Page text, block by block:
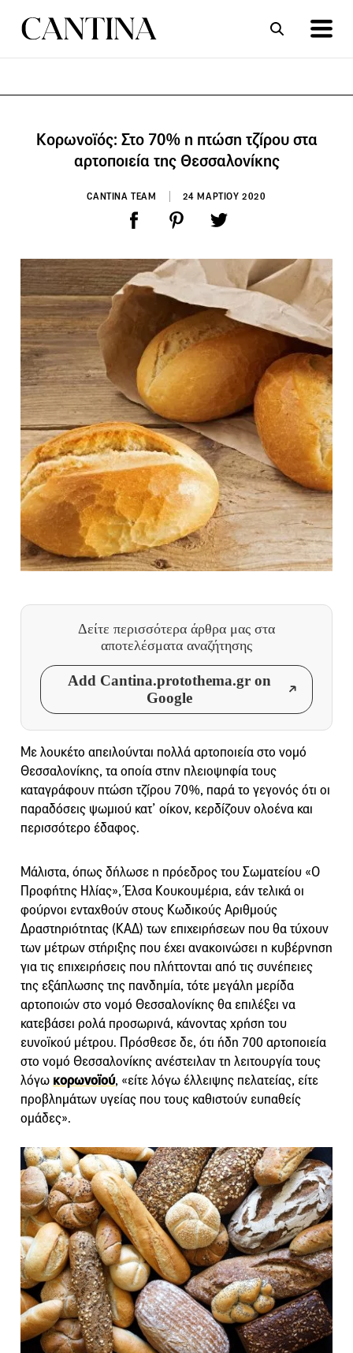
Κορωνοϊός: Στο 70% η πτώση τζίρου στα
αρτοποιεία της Θεσσαλονίκης
CANTINA TEAM 24 ΜΑΡΤΙΟΥ 2020
Δείτε περισσότερα άρθρα μας στα
αποτελέσματα αναζήτησης
Add Cantina.protothema.gr on
Google
Με λουκέτο απειλούνται πολλά αρτοποιεία στο νομό
Θεσσαλονίκης, τα οποία στην πλειοψηφία τους
καταγράφουν πτώση τζίρου 70%, παρά το γεγονός ότι οι
παραδόσεις ψωμιού κατ’ οίκον, κερδίζουν ολοένα και
περισσότερο έδαφος.
Μάλιστα, όπως δήλωσε η πρόεδρος του Σωματείου «Ο
Προφήτης Ηλίας», Έλσα Κουκουμέρια, εάν τελικά οι
φούρνοι ενταχθούν στους Κωδικούς Αριθμούς
Δραστηριότητας (ΚΑΔ) των επιχειρήσεων που θα τύχουν
των μέτρων στήριξης που έχει ανακοινώσει η κυβέρνηση
για τις επιχειρήσεις που πλήττονται από τις συνέπειες
της εξάπλωσης της πανδημία, τότε μεγάλη μερίδα
αρτοποιών στο νομό Θεσσαλονίκης θα επιλέξει να
κατεβάσει ρολά προσωρινά, κάνοντας χρήση του
ευνοϊκού μέτρου. Πρόσθεσε δε, ότι ήδη 700 αρτοποιεία
στο νομό Θεσσαλονίκης ανέστειλαν τη λειτουργία τους
λόγω κορωνοϊού, «είτε λόγω έλλειψης πελατείας, είτε
προβλημάτων υγείας που τους καθιστούν ευπαθείς
ομάδες».